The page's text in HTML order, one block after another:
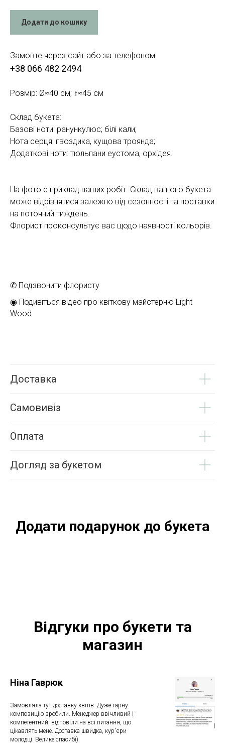
Додати до кошику
Замовте через сайт або за телефоном:
+38 066 482 2494
Розмір: Ø≈40 см; ↑≈45 см
Склад букета:
Базові ноти: ранункулюс; білі кали;
Нота серця: гвоздика, кущова троянда;
Додаткові ноти: тюльпани еустома, орхідея.
На фото є приклад наших робіт. Склад вашого букета
може відрізнятися залежно від сезонності та поставки
на поточний тиждень.
Флорист проконсультує вас щодо наявності кольорів.
✆ Подзвонити флористу
◉ Подивіться відео про квіткову майстерню Light
Wood
Доставка
Самовивіз
Оплата
Догляд за букетом
Додати подарунок до букета
Відгуки про букети та
магазин
Ніна Гаврюк
Замовляла тут доставку квітів. Дуже гарну
композицію зробили. Менеджер ввічливий і
компетентний, відповіли на всі питання, що
цікавлять мене. Доставка швидка, кур'єри
молодці. Велике спасибі)